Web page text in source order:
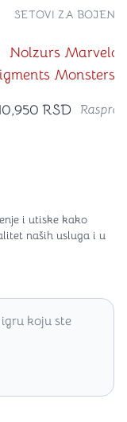
Nolzurs
Monsters
SETOVI ZA
RSD
i utiske kako
naših usluga i u
koju ste